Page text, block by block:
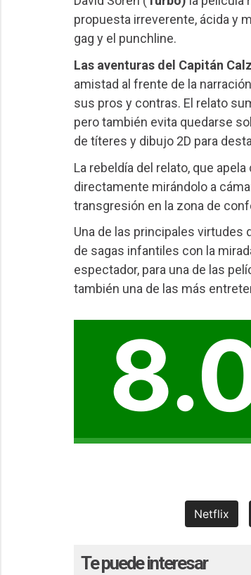
propuesta irreverente, ácida y
gag y el punchline.
Las aventuras del Capitán
amistad al frente de la
sus pros y contras. El relato
pero también evita quedarse
de títeres y dibujo 2D para
La rebeldía del relato, que
directamente mirándolo a
transgresión en la zona de
Una de las principales virtudes
de sagas infantiles con la
espectador, para una de las
también una de las más
Netflix
Te puede interesar